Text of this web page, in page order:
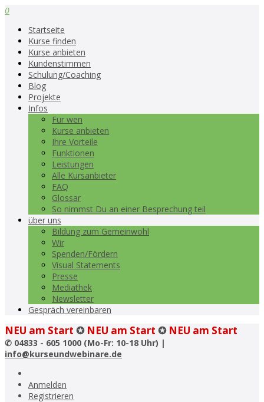
0
Startseite
Kurse finden
Kurse anbieten
Kundenstimmen
Schulung/Coaching
Blog
Projekte
Infos
Für wen
Kurse anbieten
Ihre Vorteile
Funktionen
Leistungen
Alle Kursanbieter
FAQ
Glossar
So nimmst Du an einer Besprechung teil
über uns
Bildung zum Gemeinwohl
Wir
Spenden/Fördern
Visual Statements
Presse
Mediathek
Newsletter
Gespräch vereinbaren
NEU am Start ✪ NEU am Start ✪ NEU am Start
✆ 04833 - 605 1000 (Mo-Fr: 10-18 Uhr) |
info@kurseundwebinare.de
Anmelden
Registrieren